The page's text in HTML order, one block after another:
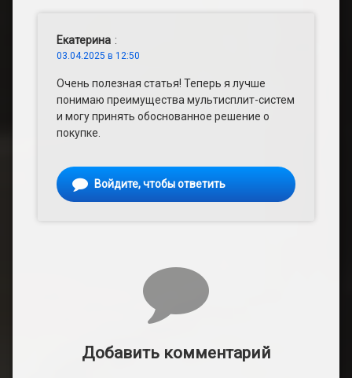
Екатерина :
03.04.2025 в 12:50
Очень полезная статья! Теперь я лучше
понимаю преимущества мультисплит-систем
и могу принять обоснованное решение о
покупке.
Войдите, чтобы ответить
Добавить комментарий